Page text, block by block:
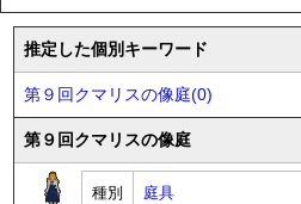
推定した個別キーワード
第９回クマリスの像庭(0)
第９回クマリスの像庭
種別 庭具